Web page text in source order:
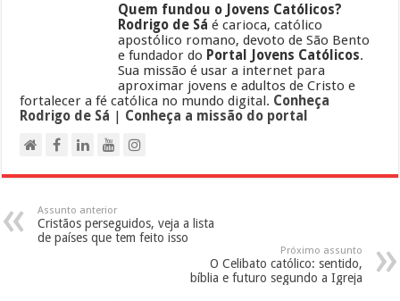
Quem fundou o Jovens Católicos?
Rodrigo de Sá é carioca, católico
apostólico romano, devoto de São Bento
e fundador do Portal Jovens Católicos.
Sua missão é usar a internet para
aproximar jovens e adultos de Cristo e
fortalecer a fé católica no mundo digital. Conheça
Rodrigo de Sá | Conheça a missão do portal
Assunto anterior
Cristãos perseguidos, veja a lista
de países que tem feito isso
Próximo assunto
O Celibato católico: sentido,
bíblia e futuro segundo a Igreja